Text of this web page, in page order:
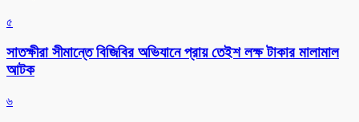
৫
সাতক্ষীরা সীমান্তে বিজিবির অভিযানে প্রায় তেইশ লক্ষ টাকার মালামাল
আটক
৬